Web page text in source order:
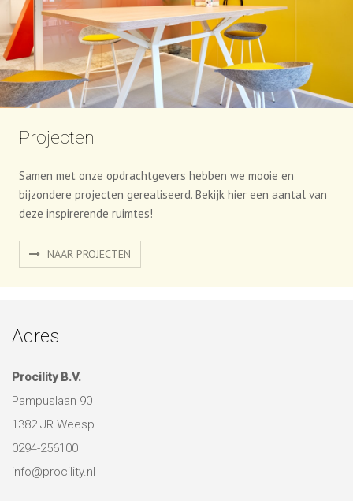
Projecten
Samen met onze opdrachtgevers hebben we mooie en
bijzondere projecten gerealiseerd. Bekijk hier een aantal van
deze inspirerende ruimtes!
NAAR PROJECTEN
Adres
Procility B.V.
Pampuslaan 90
1382 JR Weesp
0294-256100
info@procility.nl